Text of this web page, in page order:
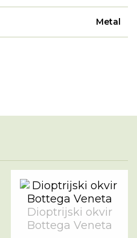
Metal
Dioptrijski okvir
Bottega Veneta